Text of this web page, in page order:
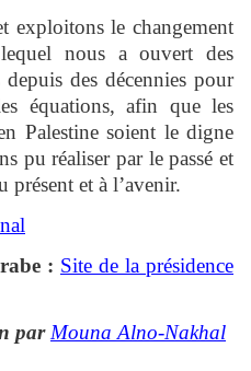
exploitons le changement
nous a ouvert des
des décennies pour
équations, afin que les
Palestine soient le digne
pu réaliser par le passé et
présent et à l’avenir.
: Site de la présidence
par Mouna Alno-Nakhal